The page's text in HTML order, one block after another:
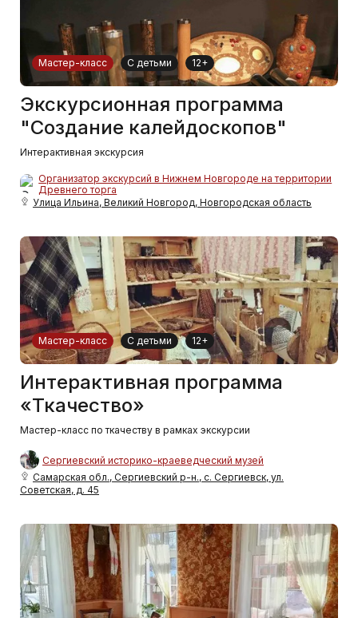
Мастер-класс С детьми 12+
Экскурсионная программа
"Создание калейдоскопов"
Интерактивная экскурсия
Организатор экскурсий в Нижнем Новгороде на территории
Древнего торга
Улица Ильина, Великий Новгород, Новгородская область
Мастер-класс С детьми 12+
Интерактивная программа
«Ткачество»
Мастер-класс по ткачеству в рамках экскурсии
Сергиевский историко-краеведческий музей
Самарская обл., Сергиевский р-н., с. Сергиевск, ул.
Советская, д. 45